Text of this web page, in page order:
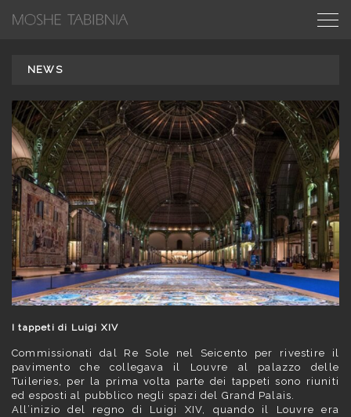
NEWS
I tappeti di Luigi XIV
Commissionati dal Re Sole nel Seicento per rivestire il
pavimento che collegava il Louvre al palazzo delle
Tuileries, per la prima volta parte dei tappeti sono riuniti
ed esposti al pubblico negli spazi del Grand Palais.
All’inizio del regno di Luigi XIV, quando il Louvre era